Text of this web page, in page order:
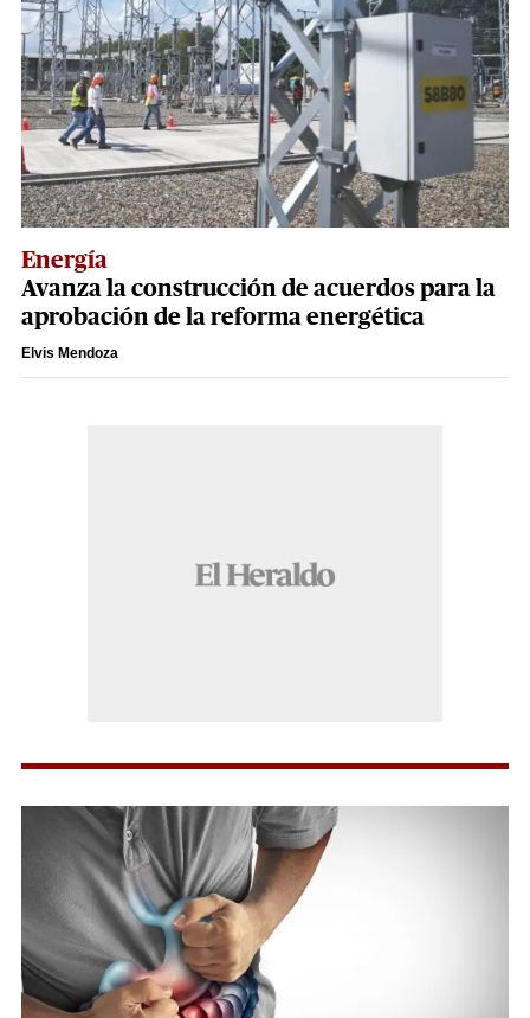
Energía
Avanza la construcción de acuerdos para la
aprobación de la reforma energética
Elvis Mendoza